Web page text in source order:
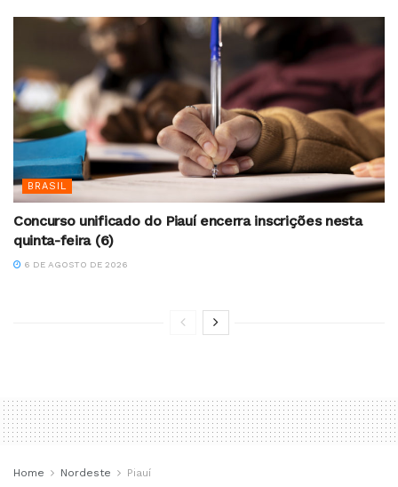
BRASIL
Concurso unificado do Piauí encerra inscrições nesta
quinta-feira (6)
6 DE AGOSTO DE 2026
Home Nordeste Piauí